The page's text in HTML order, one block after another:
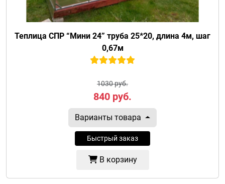
Теплица СПР “Мини 24” труба 25*20, длина 4м, шаг
0,67м
1030 руб.
840 руб.
Варианты товара
Быстрый заказ
В корзину